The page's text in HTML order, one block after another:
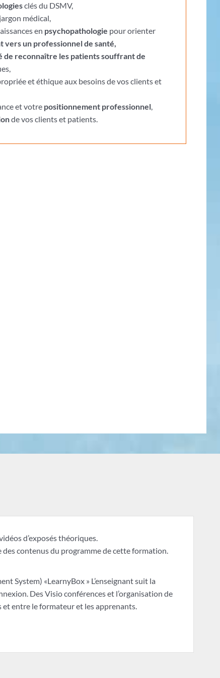
clés du DSMV,
médical,
en psychopathologie pour orienter
vers un professionnel de santé,
de reconnaître les patients souffrant de
et éthique aux besoins de vos clients et
et votre positionnement professionnel,
de vos clients et patients.
d’exposés théoriques.
des contenus du programme de cette formation.
System) «LearnyBox » L’enseignant suit la
Des Visio conférences et l’organisation de
entre le formateur et les apprenants.